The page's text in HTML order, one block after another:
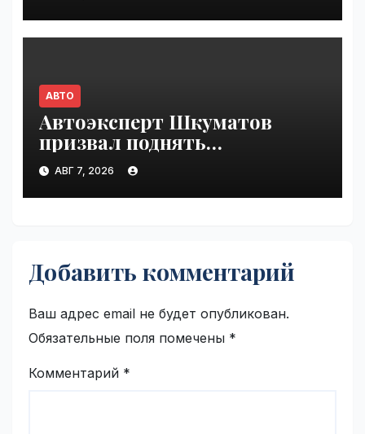
АВТО
Автоэксперт Шкуматов
призвал поднять
разрешённую скорость на
дорогах России | VseTime.ru
АВГ 7, 2026
Добавить комментарий
Ваш адрес email не будет опубликован.
Обязательные поля помечены *
Комментарий *